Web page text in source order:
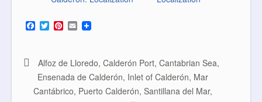
F
a
b
o
o
k
T
w
t
e
r
P
e
r
e
s
E
m
l
Alfoz de Lloredo, Calderón Port, Cantabrian Sea,
Ensenada de Calderón, Inlet of Calderón, Mar
Cantábrico, Puerto Calderón, Santillana del Mar,